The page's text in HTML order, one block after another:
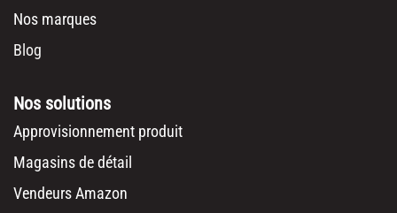
Nos marques
Blog
Nos solutions
Approvisionnement produit
Magasins de détail
Vendeurs Amazon